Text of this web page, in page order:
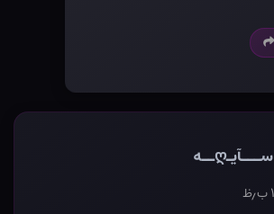
ســـآیـღــه